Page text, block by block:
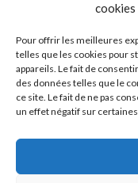
cookies
Pour offrir les meilleures
telles que les cookies pour
appareils. Le fait de
des données telles que le
ce site. Le fait de ne pas
un effet négatif sur